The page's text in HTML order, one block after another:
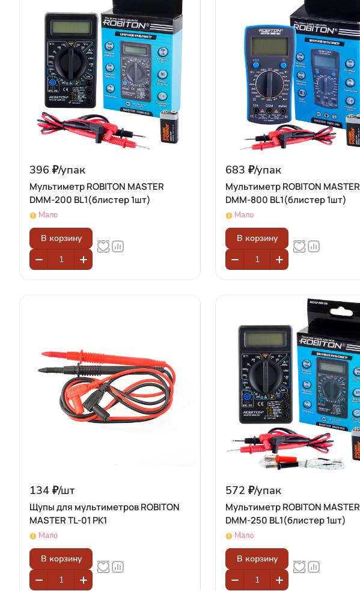
396 ₽/упак
Мультиметр ROBITON MASTER
DMM-200 BL1(блистер 1шт)
Мало
В корзину
683 ₽/упак
Мультиметр ROBITON MASTER
DMM-800 BL1(блистер 1шт)
Мало
В корзину
134 ₽/шт
Щупы для мультиметров ROBITON
MASTER TL-01 PK1
Мало
В корзину
572 ₽/упак
Мультиметр ROBITON MASTER
DMM-250 BL1(блистер 1шт)
Мало
В корзину